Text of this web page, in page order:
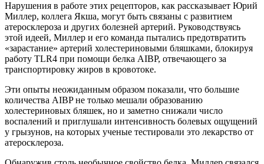
Нарушения в работе этих рецепторов, как рассказывает Юрий
Миллер, коллега Якша, могут быть связаны с развитием
атеросклероза и других болезней артерий. Руководствуясь
этой идеей, Миллер и его команда пытались предотвратить
«зарастание» артерий холестериновыми бляшками, блокируя
работу TLR4 при помощи белка AIBP, отвечающего за
транспортировку жиров в кровотоке.
Эти опыты неожиданным образом показали, что большие
количества AIBP не только мешали образованию
холестериновых бляшек, но и заметно снижали число
воспалений и приглушали интенсивность болевых ощущений
у грызунов, на которых ученые тестировали это лекарство от
атеросклероза.